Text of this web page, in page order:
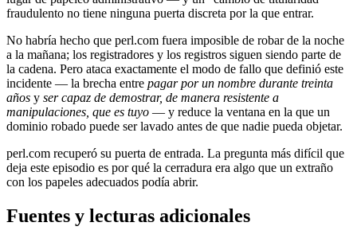
fraudulento no tiene ninguna puerta discreta por la que entrar.
No habría hecho que perl.com fuera imposible de robar de la noche
a la mañana; los registradores y los registros siguen siendo parte de
la cadena. Pero ataca exactamente el modo de fallo que definió este
incidente — la brecha entre pagar por un nombre durante treinta
años y ser capaz de demostrar, de manera resistente a
manipulaciones, que es tuyo — y reduce la ventana en la que un
dominio robado puede ser lavado antes de que nadie pueda objetar.
perl.com recuperó su puerta de entrada. La pregunta más difícil que
deja este episodio es por qué la cerradura era algo que un extraño
con los papeles adecuados podía abrir.
Fuentes y lecturas adicionales